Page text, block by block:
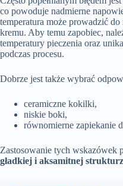
co powoduje nadmierne
temperatura może prowadzić
kremu. Aby temu zapobiec,
temperatury pieczenia oraz
podczas procesu.
Dobrze jest także wybrać
ceramiczne kokilki,
niskie boki,
równomierne zapiekanie
Zastosowanie tych wskazówek
gładkiej i aksamitnej